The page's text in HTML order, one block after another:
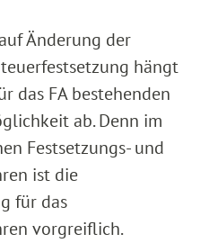
Änderung der
hängt
das FA bestehenden
ab. Denn im
Festsetzungs- und
ist die
für das
vorgreiflich.